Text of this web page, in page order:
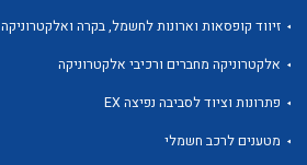
זיווד קופסאות וארונות לחשמל, בקרה ואלקטרוניקה
אלקטרוניקה מחברים ורכיבי אלקטרוניקה
פתרונות וציוד לסביבה נפיצה EX
מטענים לרכב חשמלי